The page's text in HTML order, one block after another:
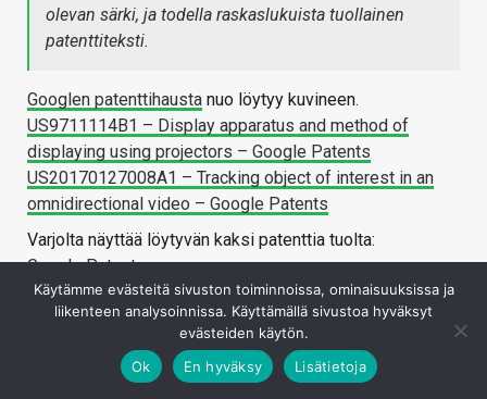
olevan särki, ja todella raskaslukuista tuollainen
patenttiteksti.
Googlen patenttihausta nuo löytyy kuvineen.
US9711114B1 – Display apparatus and method of
displaying using projectors – Google Patents
US20170127008A1 – Tracking object of interest in an
omnidirectional video – Google Patents
Varjolta näyttää löytyvän kaksi patenttia tuolta:
Google Patents
Kirjaudu sisään vastataksesi
Käytämme evästeitä sivuston toiminnoissa, ominaisuuksissa ja
liikenteen analysoinnissa. Käyttämällä sivustoa hyväksyt
evästeiden käytön.
Ok
En hyväksy Lisätietoja